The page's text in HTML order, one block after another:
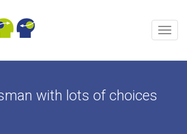
Menu
with lots of choices